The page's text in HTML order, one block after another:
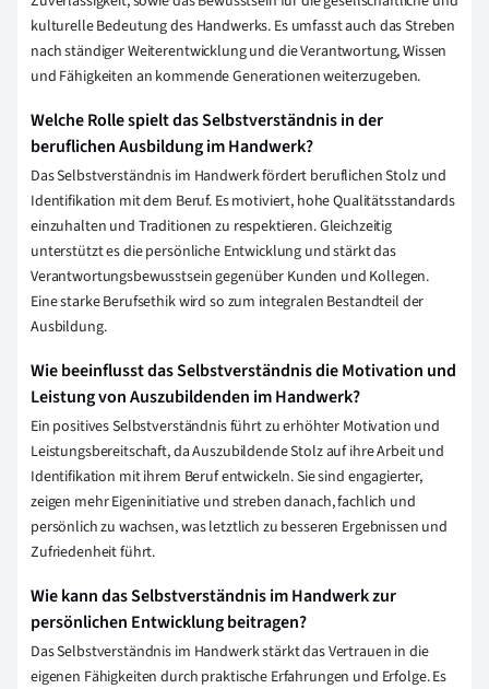
kulturelle Bedeutung des Handwerks. Es umfasst auch das Streben
nach ständiger Weiterentwicklung und die Verantwortung, Wissen
und Fähigkeiten an kommende Generationen weiterzugeben.
Welche Rolle spielt das Selbstverständnis in der
beruflichen Ausbildung im Handwerk?
Das Selbstverständnis im Handwerk fördert beruflichen Stolz und
Identifikation mit dem Beruf. Es motiviert, hohe Qualitätsstandards
einzuhalten und Traditionen zu respektieren. Gleichzeitig
unterstützt es die persönliche Entwicklung und stärkt das
Verantwortungsbewusstsein gegenüber Kunden und Kollegen.
Eine starke Berufsethik wird so zum integralen Bestandteil der
Ausbildung.
Wie beeinflusst das Selbstverständnis die Motivation und
Leistung von Auszubildenden im Handwerk?
Ein positives Selbstverständnis führt zu erhöhter Motivation und
Leistungsbereitschaft, da Auszubildende Stolz auf ihre Arbeit und
Identifikation mit ihrem Beruf entwickeln. Sie sind engagierter,
zeigen mehr Eigeninitiative und streben danach, fachlich und
persönlich zu wachsen, was letztlich zu besseren Ergebnissen und
Zufriedenheit führt.
Wie kann das Selbstverständnis im Handwerk zur
persönlichen Entwicklung beitragen?
Das Selbstverständnis im Handwerk stärkt das Vertrauen in die
eigenen Fähigkeiten durch praktische Erfahrungen und Erfolge. Es